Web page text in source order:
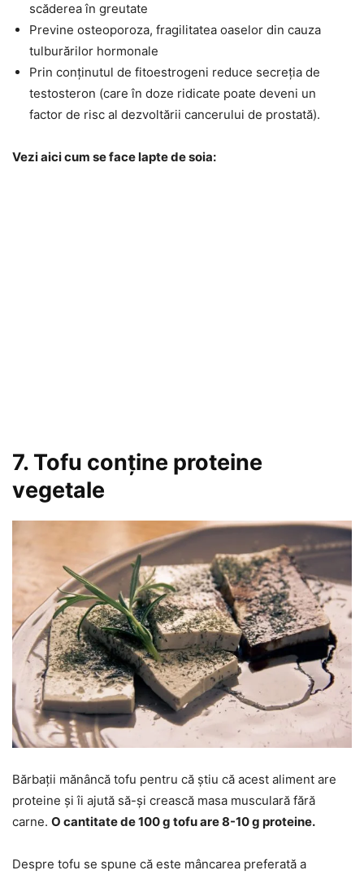
scăderea în greutate
Previne osteoporoza, fragilitatea oaselor din cauza
tulburărilor hormonale
Prin conținutul de fitoestrogeni reduce secreția de
testosteron (care în doze ridicate poate deveni un
factor de risc al dezvoltării cancerului de prostată).
Vezi aici cum se face lapte de soia:
7. Tofu conține proteine
vegetale
Bărbații mănâncă tofu pentru că știu că acest aliment are
proteine și îi ajută să-și crească masa musculară fără
carne. O cantitate de 100 g tofu are 8-10 g proteine.
Despre tofu se spune că este mâncarea preferată a